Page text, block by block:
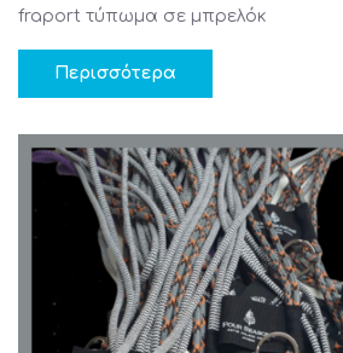
fraport τύπωμα σε μπρελόκ
Περισσότερα